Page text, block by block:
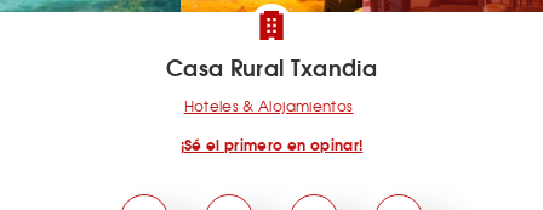
Casa Rural Txandia
Hoteles & Alojamientos
¡Sé el primero en opinar!